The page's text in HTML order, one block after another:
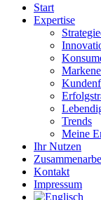
Start
Expertise
Trends
Meine
Ihr Nutzen
Kontakt
Impressum